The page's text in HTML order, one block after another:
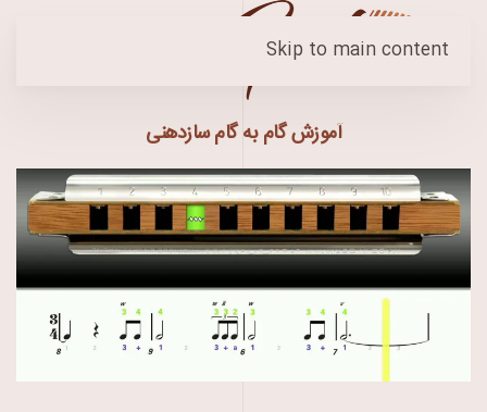
Skip to main content
آموزش گام به گام سازدهنی